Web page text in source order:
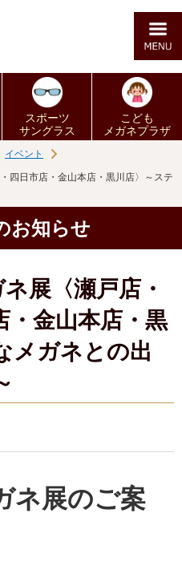
スポーツ
サングラス
こども
メガネプラザ
イベント
四日市店・金山本店・黒川店〉～ステ
お知らせ
展〈瀬戸店・
・金山本店・黒
メガネとの出
ネ展のご案